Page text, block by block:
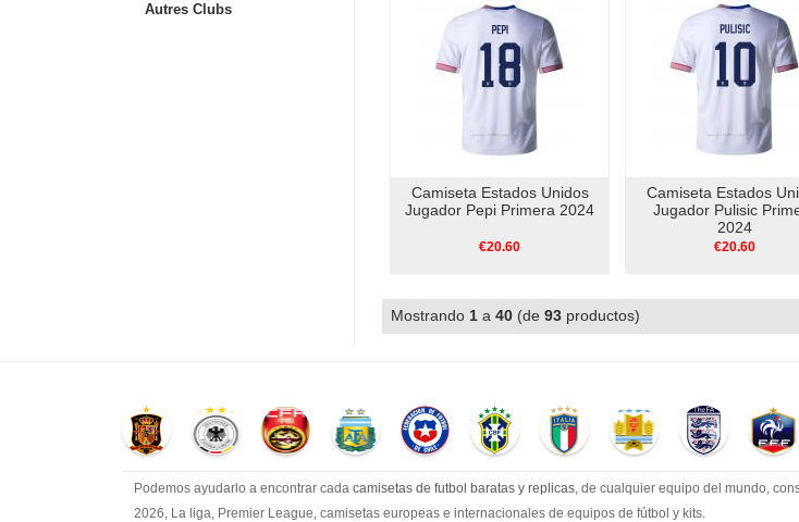
Autres Clubs
Camiseta Estados Unidos
Jugador Pepi Primera 2024
€20.60
Camiseta Estados
Jugador Pulisic
2024
€20.60
Mostrando 1 a 40 (de 93 productos)
Podemos ayudarlo a encontrar cada camisetas de futbol baratas y replicas, de cualquier equipo del mundo,
2026, La liga, Premier League, camisetas europeas e internacionales de equipos de fútbol y kits.